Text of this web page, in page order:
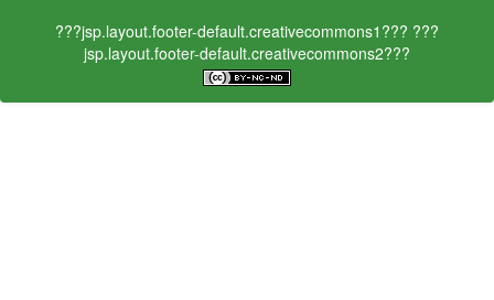
???jsp.layout.footer-default.creativecommons1??? ???
jsp.layout.footer-default.creativecommons2???